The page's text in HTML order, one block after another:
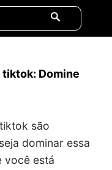
tiktok: Domine
são
dominar essa
você está